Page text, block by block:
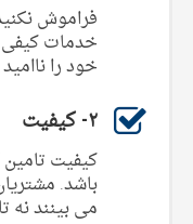
فراموش
خدمات کیفی
خود را
۲- کیفیت
کیفیت تامین
باشد.
می بینند نه